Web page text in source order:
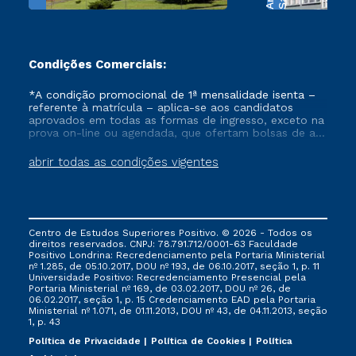
Condições Comerciais:
abrir todas as condições vigentes
*A condição promocional de 1ª mensalidade isenta –
referente à matrícula – aplica-se aos candidatos
aprovados em todas as formas de ingresso, exceto na
prova on-line ou agendada, que ofertam bolsas de até
vigente, que ainda não tenham efetivado e/ou não
tenham cancelado ou trancado sua matrícula em uma
via FIES, Prouni e outros programas governamentais, e
não se acumula com nenhuma outra campanha
ofertada pela Instituição.
Centro de Estudos Superiores Positivo. © 2026 - Todos os
direitos reservados. CNPJ: 78.791.712/0001-63 Faculdade
Positivo Londrina: Recredenciamento pela Portaria Ministerial
nº 1.285, de 05.10.2017, DOU nº 193, de 06.10.2017, seção 1, p. 11
Universidade Positivo: Recredenciamento Presencial ​pela
Portaria Ministerial nº 169, de 03.02.2017, DOU nº 26, de
06.02.2017, seção 1, p. 15 Credenciamento EAD pela Portaria
Ministerial nº 1.071, de 01.11.2013, DOU nº 43, de 04.11.2013, seção
1, p. 43
Política de Privacidade
Política de Cookies
Política